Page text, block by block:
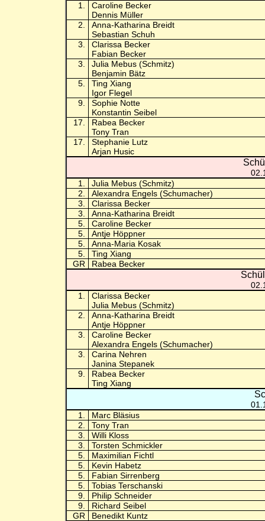
1.
Caroline Becker
Dennis Müller
2.
Anna-Katharina Breidt
Sebastian Schuh
3.
Clarissa Becker
Fabian Becker
3.
Julia Mebus (Schmitz)
Benjamin Bätz
5.
Ting Xiang
Igor Flegel
9.
Sophie Notte
Konstantin Seibel
17.
Rabea Becker
Tony Tran
17.
Stephanie Lutz
Arjan Husic
1.
Julia Mebus (Schmitz)
2.
Alexandra Engels (Schumacher)
3.
Clarissa Becker
3.
Anna-Katharina Breidt
5.
Caroline Becker
5.
Antje Höppner
5.
Anna-Maria Kosak
5.
Ting Xiang
GR
Rabea Becker
1.
Clarissa Becker
Julia Mebus (Schmitz)
2.
Anna-Katharina Breidt
Antje Höppner
3.
Caroline Becker
Alexandra Engels (Schumacher)
3.
Carina Nehren
Janina Stepanek
9.
Rabea Becker
Ting Xiang
1.
Marc Bläsius
2.
Tony Tran
3.
Willi Kloss
3.
Torsten Schmickler
5.
Maximilian Fichtl
5.
Kevin Habetz
5.
Fabian Sirrenberg
5.
Tobias Terschanski
9.
Philip Schneider
9.
Richard Seibel
GR
Benedikt Kuntz